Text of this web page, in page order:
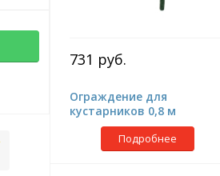
731 руб.
Ограждение для
кустарников 0,8 м
Подробнее